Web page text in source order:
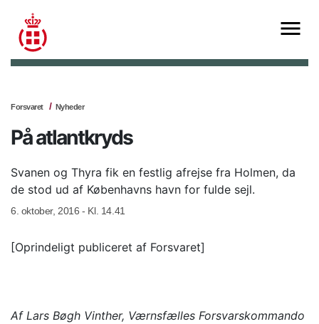
Forsvaret Nyheder
På atlantkryds
Svanen og Thyra fik en festlig afrejse fra Holmen, da
de stod ud af Københavns havn for fulde sejl.
6. oktober, 2016 - Kl. 14.41
[Oprindeligt publiceret af Forsvaret]
Af Lars Bøgh Vinther, Værnsfælles Forsvarskommando